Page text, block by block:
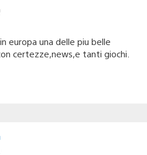
europa una delle piu belle
certezze,news,e tanti giochi.